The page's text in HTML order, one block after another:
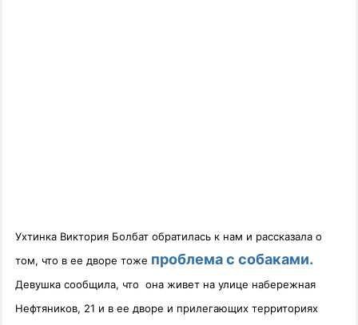
Ухтинка Виктория Болбат обратилась к нам и рассказала о
том, что в ее дворе тоже проблема с собаками.
Девушка сообщила, что она живет на улице набережная
Нефтяников, 21 и в ее дворе и прилегающих территориях